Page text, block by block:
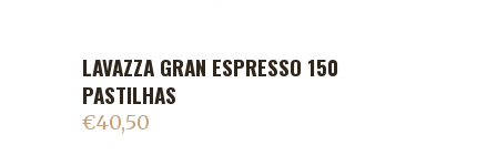
ADICIONAR AO CARRINHO
LAVAZZA GRAN ESPRESSO 150
PASTILHAS
€40,50